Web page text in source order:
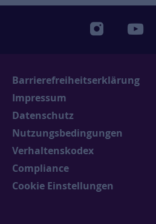
instagram
Barrierefreiheitserklärung
Impressum
Datenschutz
Nutzungsbedingungen
Verhaltenskodex
Compliance
Cookie Einstellungen